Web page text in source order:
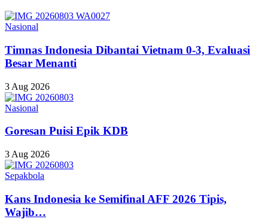
Nasional
Timnas Indonesia Dibantai Vietnam 0-3, Evaluasi
Besar Menanti
3 Aug 2026
Nasional
Goresan Puisi Epik KDB
3 Aug 2026
Sepakbola
Kans Indonesia ke Semifinal AFF 2026 Tipis,
Wajib…